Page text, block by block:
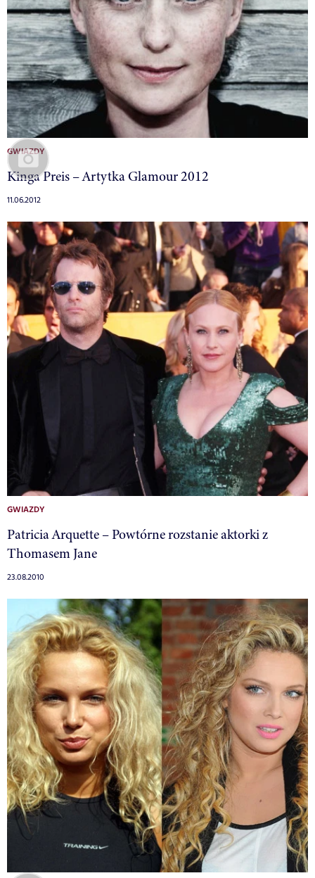
GWIAZDY
Kinga Preis – Artytka Glamour 2012
11.06.2012
GWIAZDY
Patricia Arquette – Powtórne rozstanie aktorki z
Thomasem Jane
23.08.2010